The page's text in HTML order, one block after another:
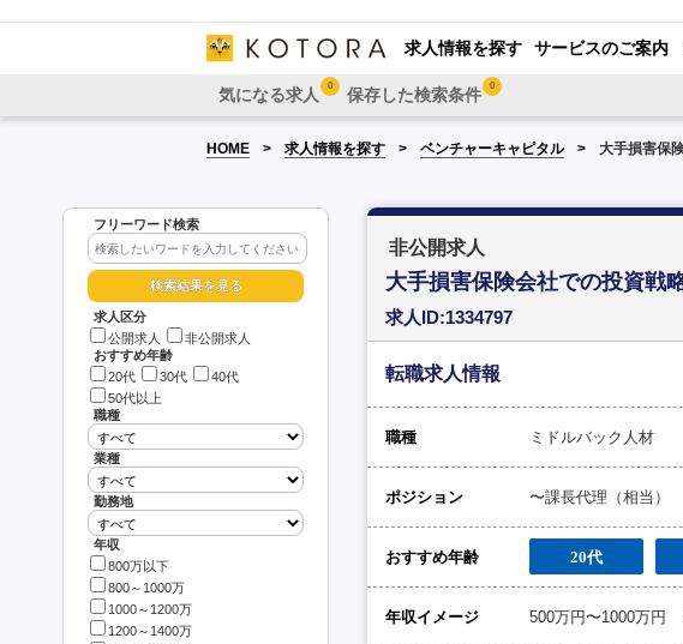
求人情報を探す サービスのご案内
気になる求人 0 保存した検索条件 0
HOME 求人情報を探す ベンチャーキャピタル 大手損害保
フリーワード検索
求人区分
公開求人
非公開求人
おすすめ年齢
20代
30代
40代
50代以上
職種
業種
勤務地
年収
800万以下
800～1000万
1000～1200万
1200～1400万
非公開求人
大手損害保険会社での投資
求人ID:1334797
転職求人情報
職種 ミドルバック人材
ポジション 〜課長代理（相当）
おすすめ年齢 20代
年収イメージ 500万円〜1000万円